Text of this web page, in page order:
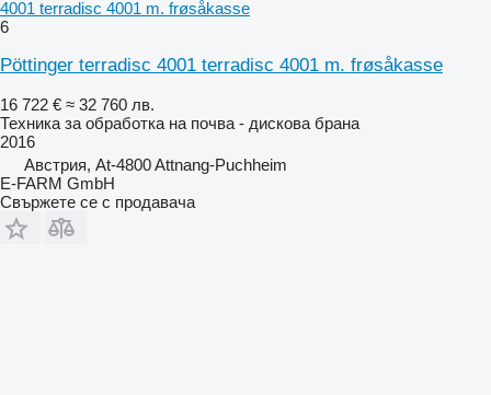
4001 terradisc 4001 m. frøsåkasse
6
Pöttinger terradisc 4001 terradisc 4001 m. frøsåkasse
16 722 € ≈ 32 760 лв.
Техника за обработка на почва - дискова брана
2016
Австрия, At-4800 Attnang-Puchheim
E-FARM GmbH
Свържете се с продавача